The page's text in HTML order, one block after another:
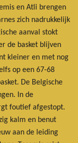
en Atli brengen
zich nadrukkelijk
aanval stokt
de basket blijven
kleiner en met nog
op een 67-68
De Belgische
In de
foutief afgestopt.
kalm en benut
aan de leiding